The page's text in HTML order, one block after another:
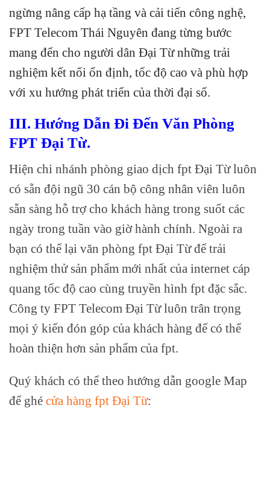
ngừng nâng cấp hạ tầng và cải tiến công nghệ,
FPT Telecom Thái Nguyên đang từng bước
mang đến cho người dân Đại Từ những trải
nghiệm kết nối ổn định, tốc độ cao và phù hợp
với xu hướng phát triển của thời đại số.
III. Hướng Dẫn Đi Đến Văn Phòng
FPT Đại Từ.
Hiện chi nhánh phòng giao dịch fpt Đại Từ luôn
có sẵn đội ngũ 30 cán bộ công nhân viên luôn
sẵn sàng hỗ trợ cho khách hàng trong suốt các
ngày trong tuần vào giờ hành chính. Ngoài ra
bạn có thể lại văn phòng fpt Đại Từ để trải
nghiệm thử sản phẩm mới nhất của internet cáp
quang tốc độ cao cùng truyền hình fpt đặc sắc.
Công ty FPT Telecom Đại Từ luôn trân trọng
mọi ý kiến đón góp của khách hàng để có thể
hoàn thiện hơn sản phẩm của fpt.
Quý khách có thể theo hướng dẫn google Map
để ghé cửa hàng fpt Đại Từ: